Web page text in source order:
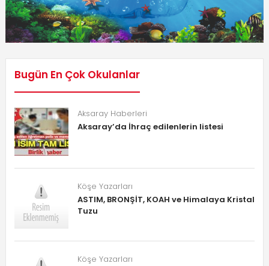
Bugün En Çok Okulanlar
Aksaray Haberleri
Aksaray’da İhraç edilenlerin listesi
Köşe Yazarları
ASTIM, BRONŞİT, KOAH ve Himalaya Kristal
Tuzu
Köşe Yazarları